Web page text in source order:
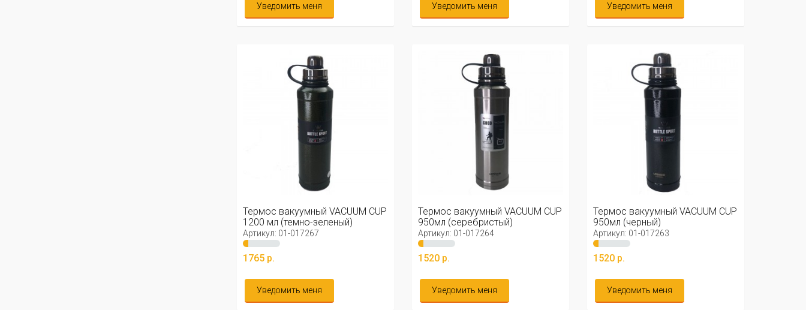
Уведомить меня Уведомить меня Уведомить меня
Термос вакуумный VACUUM CUP
1200 мл (темно-зеленый)
Артикул: 01-017267
1765 р.
Уведомить меня
Термос вакуумный VACUUM CUP
950мл (серебристый)
Артикул: 01-017264
1520 р.
Уведомить меня
Термос вакуумный VACUUM CUP
950мл (черный)
Артикул: 01-017263
1520 р.
Уведомить меня